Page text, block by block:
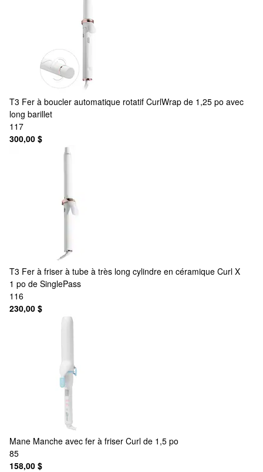
T3 Fer à boucler automatique rotatif CurlWrap de 1,25 po avec
long barillet
117
300,00 $
T3 Fer à friser à tube à très long cylindre en céramique Curl X
1 po de SinglePass
116
230,00 $
Mane Manche avec fer à friser Curl de 1,5 po
85
158,00 $